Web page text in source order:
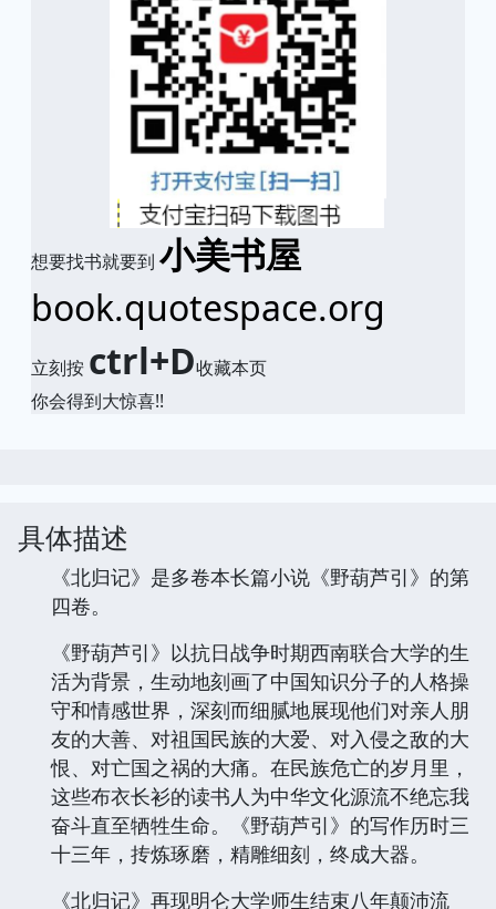
想要找书就要到 小美书屋
book.quotespace.org
立刻按 ctrl+D收藏本页
你会得到大惊喜!!
具体描述
《北归记》是多卷本长篇小说《野葫芦引》的第
四卷。
《野葫芦引》以抗日战争时期西南联合大学的生
活为背景，生动地刻画了中国知识分子的人格操
守和情感世界，深刻而细腻地展现他们对亲人朋
友的大善、对祖国民族的大爱、对入侵之敌的大
恨、对亡国之祸的大痛。在民族危亡的岁月里，
这些布衣长衫的读书人为中华文化源流不绝忘我
奋斗直至牺牲生命。《野葫芦引》的写作历时三
十三年，抟炼琢磨，精雕细刻，终成大器。
《北归记》再现明仑大学师生结束八年颠沛流